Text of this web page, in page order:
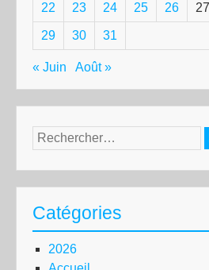
22 23 24 25 26 27
29 30 31
« Juin Août »
Rechercher :
Catégories
2026